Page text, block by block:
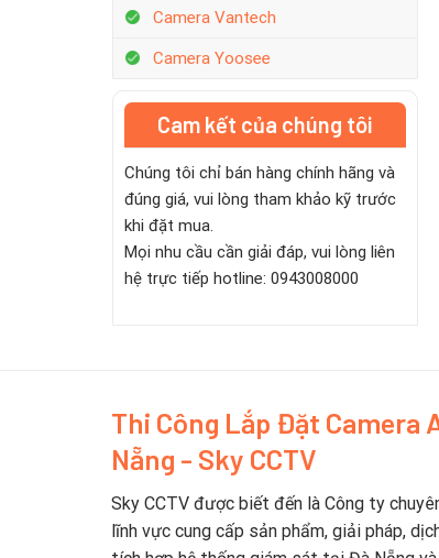
Camera Vantech
Camera Yoosee
Cam kết của chúng tôi
Chúng tôi chỉ bán hàng chính hãng và
đúng giá, vui lòng tham khảo kỹ trước
khi đặt mua.
Mọi nhu cầu cần giải đáp, vui lòng liên
hệ trực tiếp hotline: 0943008000
Thi Công Lắp Đặt Camera
Nẵng - Sky CCTV
Sky CCTV được biết đến là Công ty
lĩnh vực cung cấp sản phẩm, giải pháp,